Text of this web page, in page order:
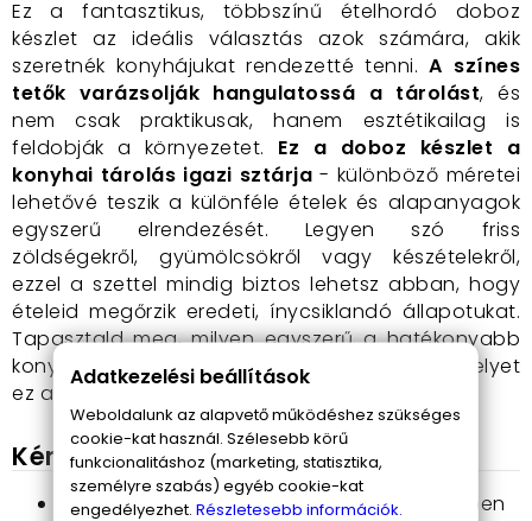
Ez a fantasztikus, többszínű ételhordó doboz
készlet az ideális választás azok számára, akik
szeretnék konyhájukat rendezetté tenni.A színes
tetők varázsolják hangulatossá a tárolást, és
nem csak praktikusak, hanem esztétikailag is
feldobják a környezetet. Ez a doboz készlet a
konyhai tárolás igazi sztárja - különböző méretei
lehetővé teszik a különféle ételek és alapanyagok
egyszerű elrendezését. Legyen szó friss
zöldségekről, gyümölcsökről vagy készételekről,
ezzel a szettel mindig biztos lehetsz abban, hogy
ételeid megőrzik eredeti, ínycsiklandó állapotukat.
Tapasztald meg, milyen egyszerű a hatékonyabb
konyhai működés, és élvezd a frissességet, amelyet
ez a szett biztosít!
Kényelem és stílus a konyhában
Költséghatékonyság: A szett több méretben
Adatkezelési beállítások
Weboldalunk az alapvető működéshez szükséges
cookie-kat használ. Szélesebb körű
funkcionalitáshoz (marketing, statisztika,
személyre szabás) egyéb cookie-kat
engedélyezhet. Részletesebb információk.